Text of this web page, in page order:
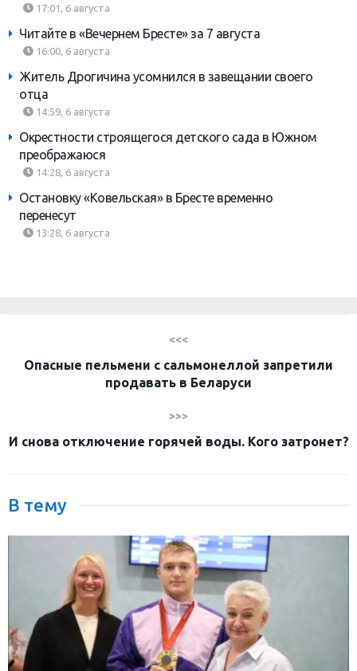
17:01, 6 августа
Читайте в «Вечернем Бресте» за 7 августа
16:00, 6 августа
Житель Дрогичина усомнился в завещании своего
отца
14:59, 6 августа
Окрестности строящегося детского сада в Южном
преображаюся
14:28, 6 августа
Остановку «Ковельская» в Бресте временно
перенесут
13:28, 6 августа
<<<
Опасные пельмени с сальмонеллой запретили
продавать в Беларуси
>>>
И снова отключение горячей воды. Кого затронет?
В тему